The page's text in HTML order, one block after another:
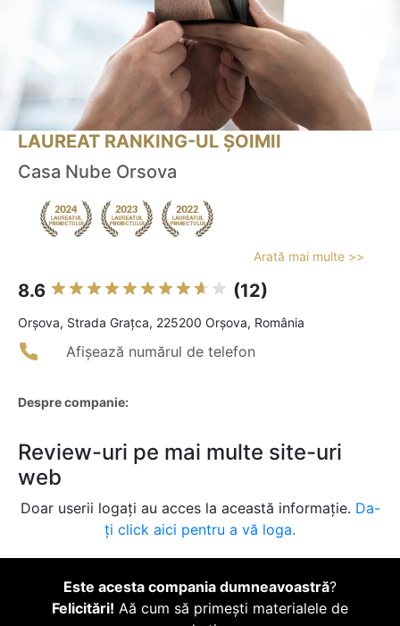
LAUREAT RANKING-UL ȘOIMII
Casa Nube Orsova
Arată mai multe >>
8.6 (12)
Orşova, Strada Grațca, 225200 Orșova, România
Afișează numărul de telefon
Despre companie:
Review-uri pe mai multe site-uri
web
Doar userii logați au acces la această informație. Da-
ți click aici pentru a vă loga.
Este acesta compania dumneavoastră?
Felicitări! Aă cum să primești materialele de